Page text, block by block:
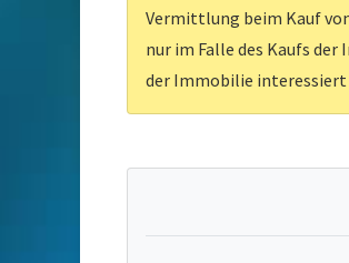
Vermittlung beim Kauf
nur im Falle des Kaufs
der Immobilie interessiert